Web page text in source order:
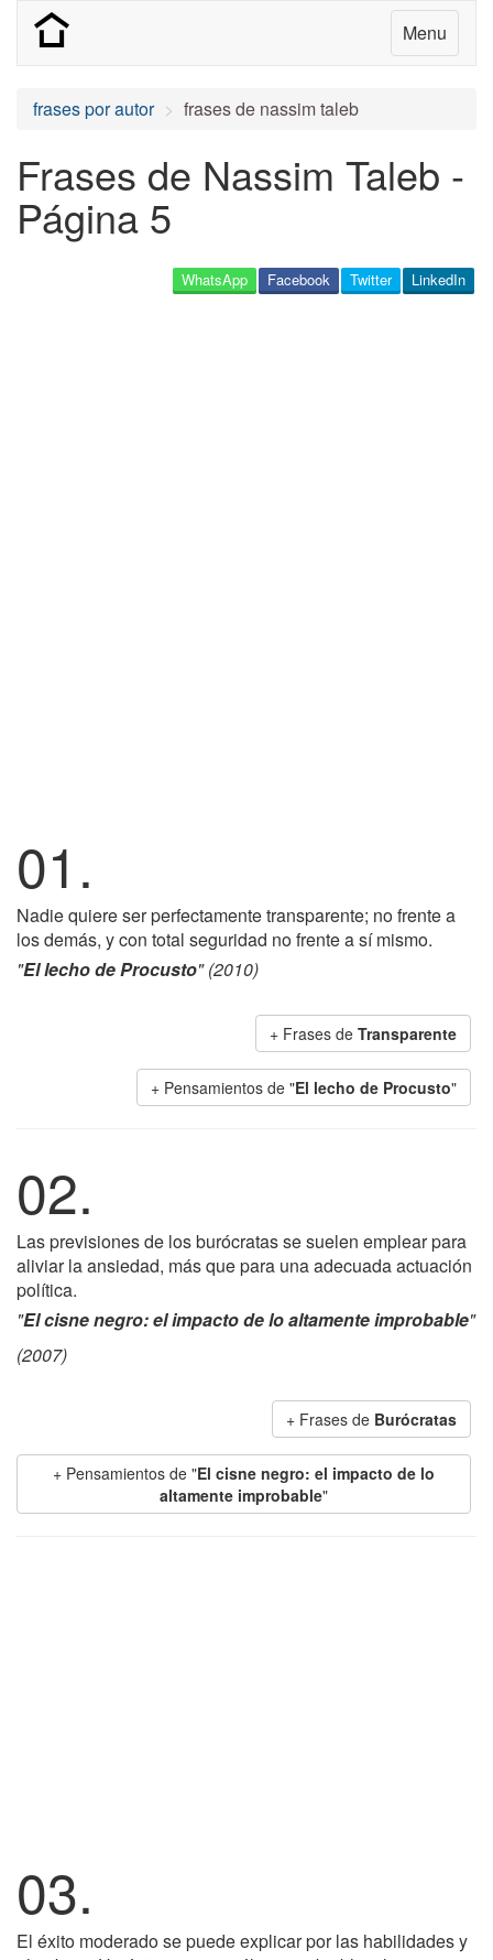
Menu
frases por autor frases de nassim taleb
Frases de Nassim Taleb -
Página 5
LinkedIn
Twitter
Facebook
WhatsApp
01.
Nadie quiere ser perfectamente transparente; no frente a
los demás, y con total seguridad no frente a sí mismo.
"El lecho de Procusto" (2010)
+ Frases de Transparente
+ Pensamientos de "El lecho de Procusto"
02.
Las previsiones de los burócratas se suelen emplear para
aliviar la ansiedad, más que para una adecuada actuación
política.
"El cisne negro: el impacto de lo altamente improbable"
(2007)
+ Frases de Burócratas
+ Pensamientos de "El cisne negro: el impacto de lo
altamente improbable"
03.
El éxito moderado se puede explicar por las habilidades y